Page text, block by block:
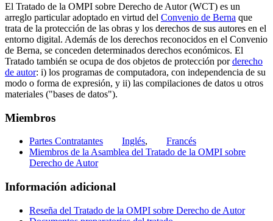
El Tratado de la OMPI sobre Derecho de Autor (WCT) es un
arreglo particular adoptado en virtud del Convenio de Berna que
trata de la protección de las obras y los derechos de sus autores en el
entorno digital. Además de los derechos reconocidos en el Convenio
de Berna, se conceden determinados derechos económicos. El
Tratado también se ocupa de dos objetos de protección porderecho
de autor: i) los programas de computadora, con independencia de su
modo o forma de expresión, y ii) las compilaciones de datos u otros
materiales ("bases de datos").
Miembros
Partes Contratantes Inglés,
Francés
Miembros de la Asamblea del Tratado de la OMPI sobre
Derecho de Autor
Información adicional
Reseña del Tratado de la OMPI sobre Derecho de Autor